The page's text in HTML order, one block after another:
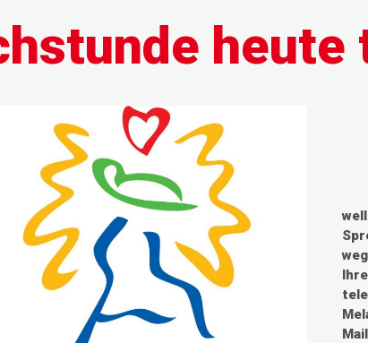
Mail